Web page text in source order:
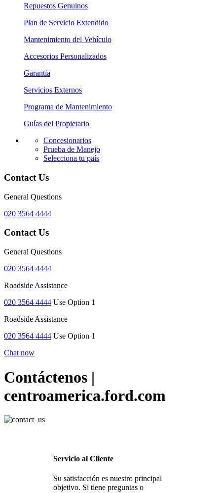
Repuestos Genuinos
Plan de Servicio Extendido
Mantenimiento del Vehículo
Accesorios Personalizados
Garantía
Servicios Externos
Programa de Mantenimiento
Guías del Propietario
Concesionarios
Prueba de Manejo
Selecciona tu país
Contact Us
General Questions
020 3564 4444
Contact Us
General Questions
020 3564 4444
Roadside Assistance
020 3564 4444 Use Option 1
Roadside Assistance
020 3564 4444 Use Option 1
Chat now
Contáctenos |
centroamerica.ford.com
Servicio al Cliente
Su satisfacción es nuestro principal
objetivo. Si tiene preguntas o